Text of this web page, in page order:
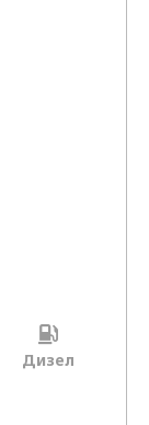
Дизел